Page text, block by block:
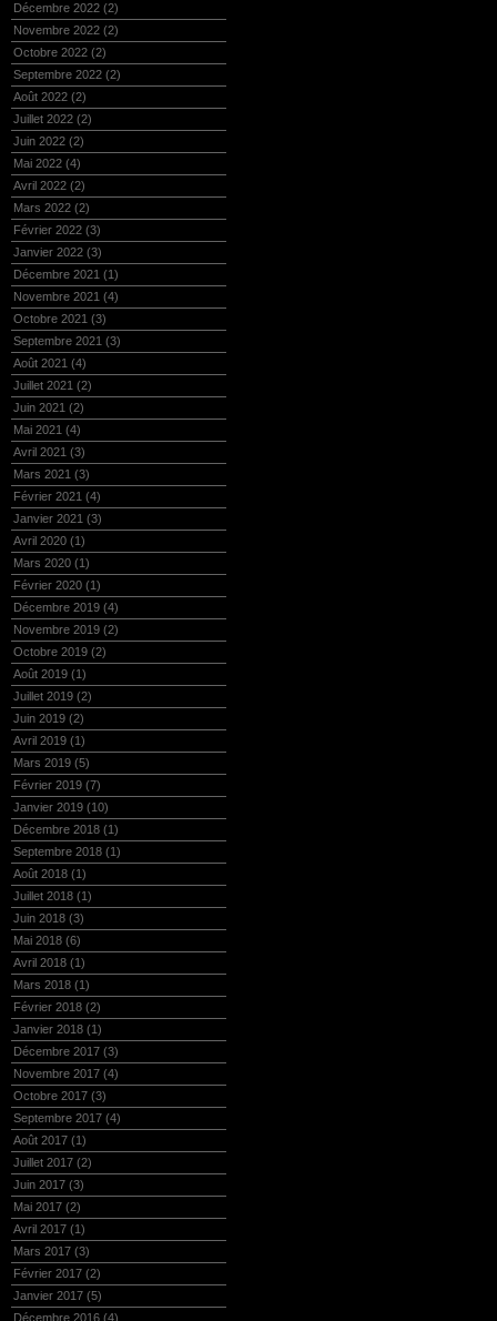
Décembre 2022 (2)
Novembre 2022 (2)
Octobre 2022 (2)
Septembre 2022 (2)
Août 2022 (2)
Juillet 2022 (2)
Juin 2022 (2)
Mai 2022 (4)
Avril 2022 (2)
Mars 2022 (2)
Février 2022 (3)
Janvier 2022 (3)
Décembre 2021 (1)
Novembre 2021 (4)
Octobre 2021 (3)
Septembre 2021 (3)
Août 2021 (4)
Juillet 2021 (2)
Juin 2021 (2)
Mai 2021 (4)
Avril 2021 (3)
Mars 2021 (3)
Février 2021 (4)
Janvier 2021 (3)
Avril 2020 (1)
Mars 2020 (1)
Février 2020 (1)
Décembre 2019 (4)
Novembre 2019 (2)
Octobre 2019 (2)
Août 2019 (1)
Juillet 2019 (2)
Juin 2019 (2)
Avril 2019 (1)
Mars 2019 (5)
Février 2019 (7)
Janvier 2019 (10)
Décembre 2018 (1)
Septembre 2018 (1)
Août 2018 (1)
Juillet 2018 (1)
Juin 2018 (3)
Mai 2018 (6)
Avril 2018 (1)
Mars 2018 (1)
Février 2018 (2)
Janvier 2018 (1)
Décembre 2017 (3)
Novembre 2017 (4)
Octobre 2017 (3)
Septembre 2017 (4)
Août 2017 (1)
Juillet 2017 (2)
Juin 2017 (3)
Mai 2017 (2)
Avril 2017 (1)
Mars 2017 (3)
Février 2017 (2)
Janvier 2017 (5)
Décembre 2016 (4)